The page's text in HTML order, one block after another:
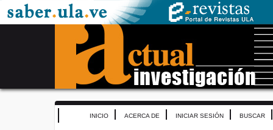
INICIO ACERCA DE INICIAR SESIÓN BUSCAR